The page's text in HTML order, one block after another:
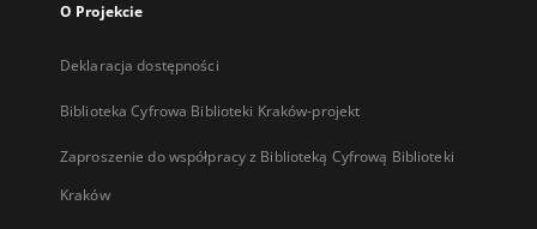
O Projekcie
Deklaracja dostępności
Biblioteka Cyfrowa Biblioteki Kraków-projekt
Zaproszenie do współpracy z Biblioteką Cyfrową Biblioteki
Kraków